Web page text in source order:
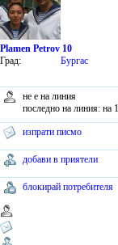
Plamen Petrov 10
Град:
Бургас
не е на линия
последно на линия: на
изпрати писмо
добави в приятели
блокирай потребителя